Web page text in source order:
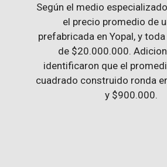
Según el medio
el precio promedio de
prefabricada en Yopal, y
de $20.000.000.
identificaron que el
cuadrado construido ronda
y $900.000.